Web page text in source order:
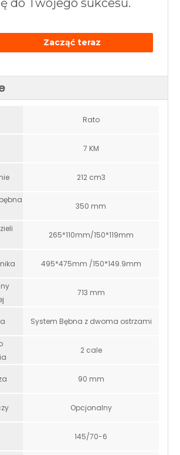
do Twojego sukcesu.
Zacząć teraz
Rato
7 KM
212 cm3
350 mm
265*110mm/150*119mm
495*475mm /150*149.9mm
713 mm
System Bębna z dwoma ostrzami
2 cale
90 mm
Opcjonalny
145/70-6